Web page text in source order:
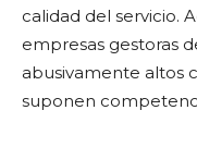
calidad del servicio.
empresas gestoras
abusivamente altos
suponen